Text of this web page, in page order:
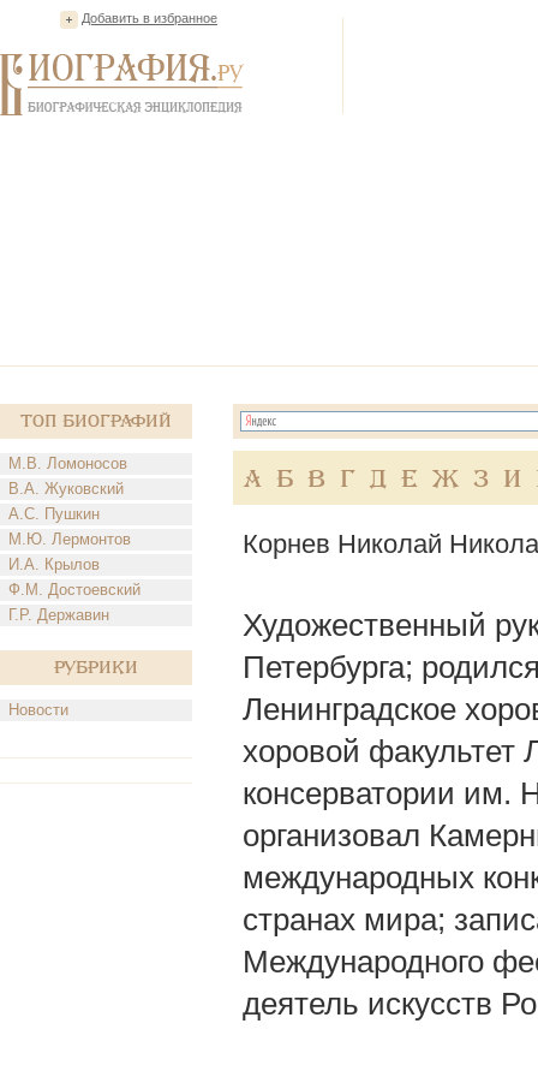
Добавить в избранное
Топ Биографий
М.В. Ломоносов
В.А. Жуковский
А.С. Пушкин
М.Ю. Лермонтов
И.А. Крылов
Ф.М. Достоевский
Г.Р. Державин
Рубрики
Новости
А Б В Г Д Е Ж З И
Корнев Николай
Художественный
Петербурга;
Ленинградское
хоровой факультет
консерватории им.
организовал
международных
странах мира;
Международного
деятель искусств